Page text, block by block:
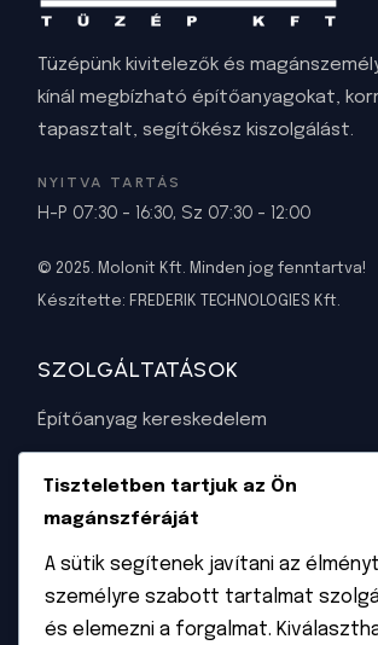
Tüzépünk kivitelezők és
kínál megbízható építőanyagokat,
tapasztalt, segítőkész kiszolgálást.
NYITVA TARTÁS
H-P 07:30 - 16:30, Sz 07:30 - 12:00
© 2025. Molonit Kft. Minden jog fenntartva!
Készítette: FREDERIK TECHNOLOGIES Kft.
SZOLGÁLTATÁSOK
Építőanyag kereskedelem
Napelem tervezése és kivitelezése
Napkollektorok tervezése és
Garázskapu felmérése és
Tiszteletben tartjuk az Ön
magánszféráját
A sütik segítenek javítani az
személyre szabott tartalmat
és elemezni a forgalmat.